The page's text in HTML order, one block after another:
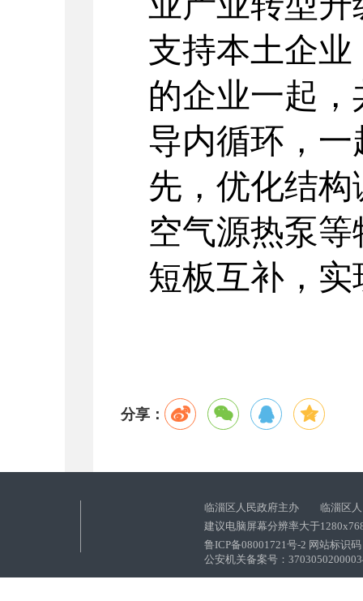
支持本土企
的企业一起
导内循环，
先，优化结
空气源热泵
短板互补，
分享：
临淄区人民政府主办 临淄区人
建议电脑屏幕分辨率大于
鲁ICP备08001721号-2 网站标识
公安机关备案号：